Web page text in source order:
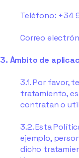
Teléfono: +34
Correo
3. Ámbito de
3.1. Por favor,
tratamiento,
contratan o
3.2. Esta
ejemplo,
dicho